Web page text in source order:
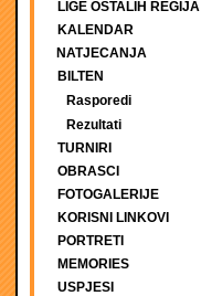
LIGE OSTALIH REGIJA
KALENDAR
NATJECANJA
BILTEN
Rasporedi
Rezultati
TURNIRI
OBRASCI
FOTOGALERIJE
KORISNI LINKOVI
PORTRETI
MEMORIES
USPJESI